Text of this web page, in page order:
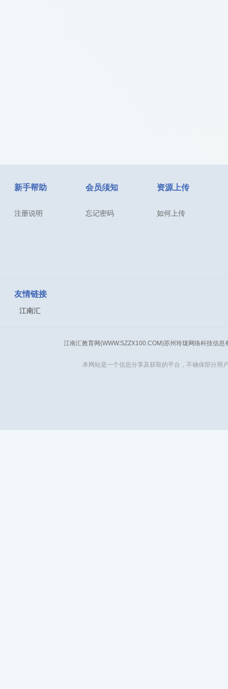
新手帮助
注册说明
会员须知
忘记密码
资源上传
如何上传
友情链接
江南汇
江南汇教育网(WWW.SZZX100.COM)苏州玲珑网络科技信
本网站是一个信息分享及获取的平台，不确保部分用